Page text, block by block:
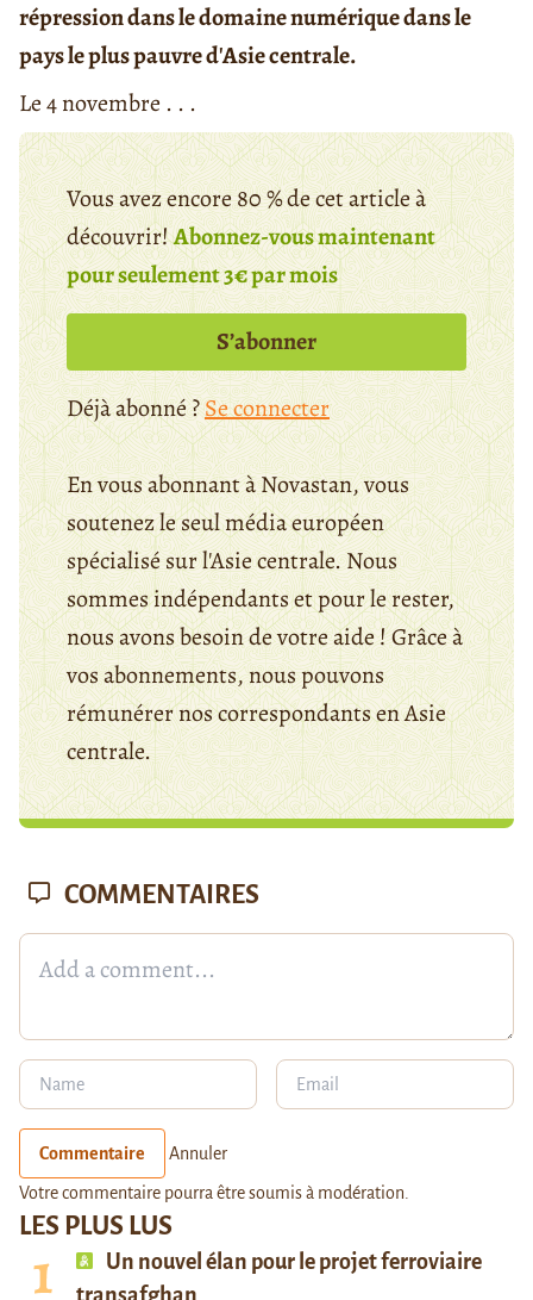
répression dans le domaine numérique dans le
pays le plus pauvre d'Asie centrale.
Le 4 novembre . . .
Vous avez encore 80 % de cet article à
découvrir!Abonnez-vous maintenant
pour seulement 3€ par mois
S’abonner
Déjà abonné ?Se connecter
En vous abonnant à Novastan, vous
soutenez le seul média européen
spécialisé sur l'Asie centrale. Nous
sommes indépendants et pour le rester,
nous avons besoin de votre aide ! Grâce à
vos abonnements, nous pouvons
rémunérer nos correspondants en Asie
centrale.
LES PLUS LUS
Un nouvel élan pour le projet ferroviaire
COMMENTAIRES
Commentaire Annuler
Votre commentaire pourra être soumis à modération.